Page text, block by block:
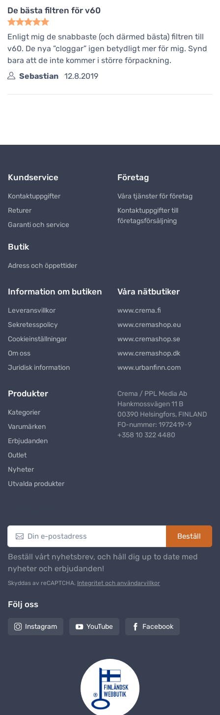
De bästa filtren för v60
Enligt mig de snabbaste (och därmed bästa) filtren till
v60. De nya ”cloggar” igen betydligt mer för mig. Synd
bara att de inte kommer i större förpackning.
Sebastian
12.8.2019
Kundservice
Kontaktuppgifter
Returer
Garanti och service
Företag
Våra tjänster för företag
Kontaktuppgifter till
företagsförsäljning
Butik
Adress och öppettider
Information om butiken
Leveransvillkor
Sekretesspolicy
Cookieinställningar
Om oss
Juridisk information
Våra nätbutiker
www.crema.fi
www.cremashop.eu
www.cremashop.se
www.cremashop.dk
www.urbanfinn.com
Produkter
Kategorier
Varumärken
Erbjudanden
Outlet
Nyheter
Utvalda produkter
Crema / PPL Media Ab
Hankmossvägen 11 B
00390 Helsingfors, FINLAND
FO-nummer: 1972419-9
+358 10 322 4480
Beställ
Beställ vårt nyhetsbrev, och håll dig up to date med
nyheter och erbjudanden!
Skyddas av reCAPTCHA. Integritet och användarvillkor
Följ oss
Instagram YouTube Facebook